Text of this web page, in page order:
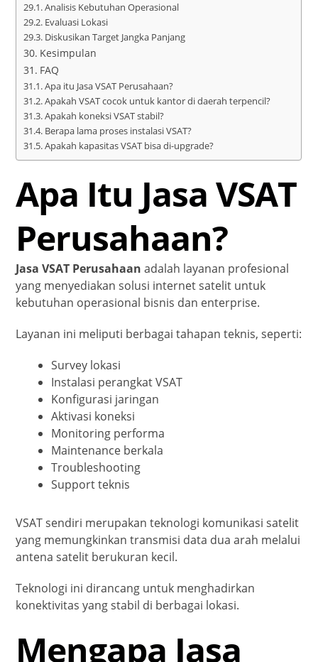
Analisis Kebutuhan Operasional
Evaluasi Lokasi
Diskusikan Target Jangka Panjang
Kesimpulan
FAQ
Apa itu Jasa VSAT Perusahaan?
Apakah VSAT cocok untuk kantor di daerah terpencil?
Apakah koneksi VSAT stabil?
Berapa lama proses instalasi VSAT?
Apakah kapasitas VSAT bisa di-upgrade?
Apa Itu Jasa VSAT
Perusahaan?
Jasa VSAT Perusahaan adalah layanan profesional
yang menyediakan solusi internet satelit untuk
kebutuhan operasional bisnis dan enterprise.
Layanan ini meliputi berbagai tahapan teknis, seperti:
Survey lokasi
Instalasi perangkat VSAT
Konfigurasi jaringan
Aktivasi koneksi
Monitoring performa
Maintenance berkala
Troubleshooting
Support teknis
VSAT sendiri merupakan teknologi komunikasi satelit
yang memungkinkan transmisi data dua arah melalui
antena satelit berukuran kecil.
Teknologi ini dirancang untuk menghadirkan
konektivitas yang stabil di berbagai lokasi.
Mengapa Jasa